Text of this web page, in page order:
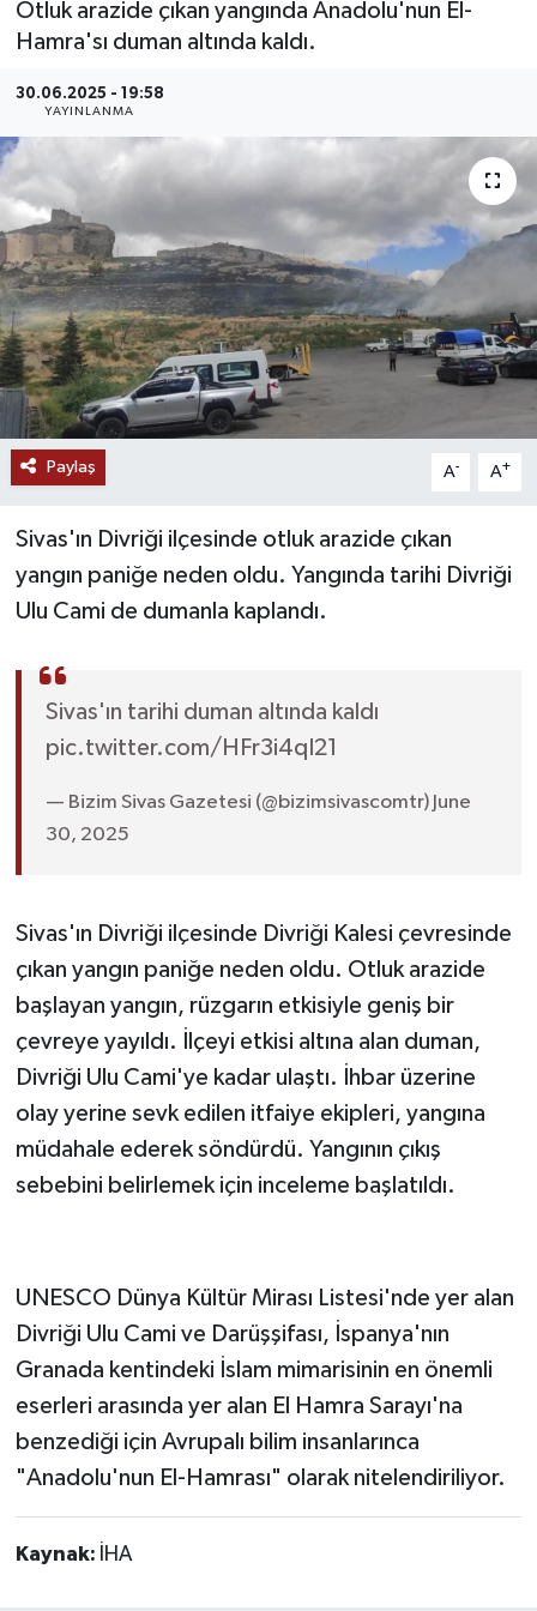
Otluk arazide çıkan yangında Anadolu'nun El-
Hamra'sı duman altında kaldı.
30.06.2025 - 19:58
YAYINLANMA
Paylaş A- A+
Sivas'ın Divriği ilçesinde otluk arazide çıkan
yangın paniğe neden oldu. Yangında tarihi Divriği
Ulu Cami de dumanla kaplandı.
Sivas'ın tarihi duman altında kaldı
pic.twitter.com/HFr3i4qI21
— Bizim Sivas Gazetesi (@bizimsivascomtr) June
30, 2025
Sivas'ın Divriği ilçesinde Divriği Kalesi çevresinde
çıkan yangın paniğe neden oldu. Otluk arazide
başlayan yangın, rüzgarın etkisiyle geniş bir
çevreye yayıldı. İlçeyi etkisi altına alan duman,
Divriği Ulu Cami'ye kadar ulaştı. İhbar üzerine
olay yerine sevk edilen itfaiye ekipleri, yangına
müdahale ederek söndürdü. Yangının çıkış
sebebini belirlemek için inceleme başlatıldı.
UNESCO Dünya Kültür Mirası Listesi'nde yer alan
Divriği Ulu Cami ve Darüşşifası, İspanya'nın
Granada kentindeki İslam mimarisinin en önemli
eserleri arasında yer alan El Hamra Sarayı'na
benzediği için Avrupalı bilim insanlarınca
"Anadolu'nun El-Hamrası" olarak nitelendiriliyor.
Kaynak: İHA
MAGAZİN
ÖZEL HABER
RESMİ İLANLAR
SAĞLIK
SİYASET
SOSYAL YARDIMLAR
SPONSORLU YAZI
SPOR
TEKNOLOJİ
YAŞAM